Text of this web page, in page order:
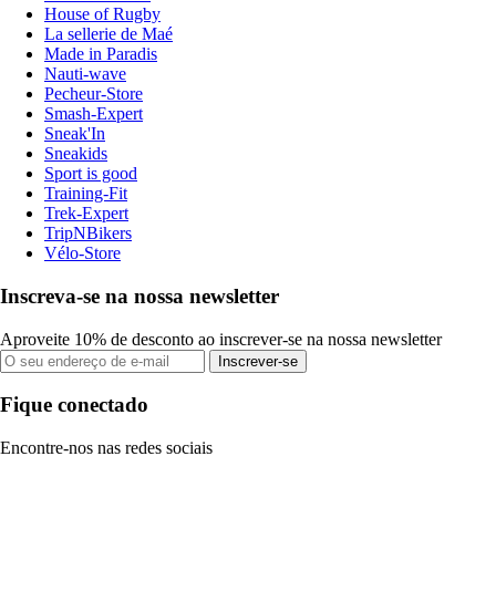
House of Rugby
La sellerie de Maé
Made in Paradis
Nauti-wave
Pecheur-Store
Smash-Expert
Sneak'In
Sneakids
Sport is good
Training-Fit
Trek-Expert
TripNBikers
Vélo-Store
Inscreva-se na nossa newsletter
Aproveite 10% de desconto ao inscrever-se na nossa newsletter
Inscrever-se
Fique conectado
Encontre-nos nas redes sociais